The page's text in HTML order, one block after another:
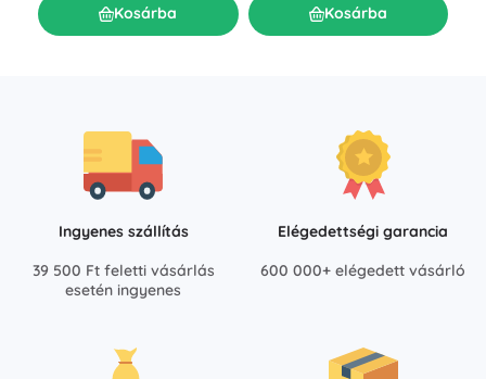
Kosárba Kosárba
Ingyenes szállítás
39 500 Ft feletti vásárlás
esetén ingyenes
Elégedettségi garancia
600 000+ elégedett vásárló